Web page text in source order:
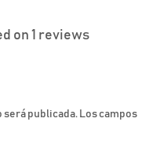
on 1 reviews
será publicada. Los campos